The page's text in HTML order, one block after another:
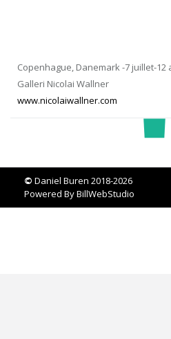
Copenhague, Danemark -7 juillet-12
Galleri Nicolai Wallner
www.nicolaiwallner.com
© Daniel Buren 2018-2026
Powered ByBillWebStudio